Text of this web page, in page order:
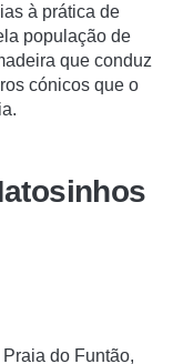
à prática de
população de
que conduz
cónicos que o
do Funtão,